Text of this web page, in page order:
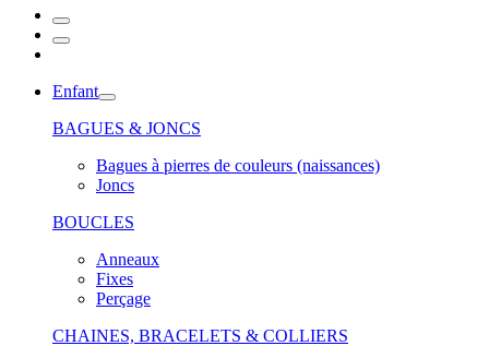
Enfant
BAGUES & JONCS
Bagues à pierres de couleurs (naissances)
Joncs
BOUCLES
Anneaux
Fixes
Perçage
CHAINES, BRACELETS & COLLIERS